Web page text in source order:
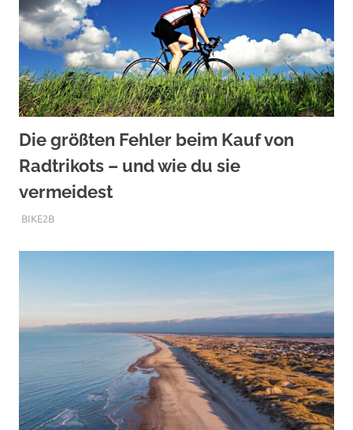
Die größten Fehler beim Kauf von
Radtrikots – und wie du sie
vermeidest
DEZEMBER 1, 2025
BIKE2B